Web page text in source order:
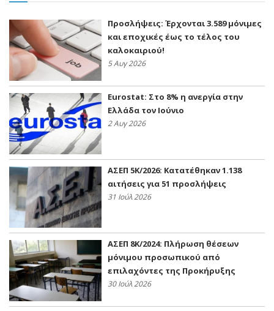
Προσλήψεις: Έρχονται 3.589 μόνιμες
και εποχικές έως το τέλος του
καλοκαιριού!
5 Αυγ 2026
Eurostat: Στο 8% η ανεργία στην
Ελλάδα τον Ιούνιο
2 Αυγ 2026
ΑΣΕΠ 5Κ/2026: Κατατέθηκαν 1.138
αιτήσεις για 51 προσλήψεις
31 Ιούλ 2026
ΑΣΕΠ 8Κ/2024: Πλήρωση θέσεων
μόνιμου προσωπικού από
επιλαχόντες της Προκήρυξης
30 Ιούλ 2026